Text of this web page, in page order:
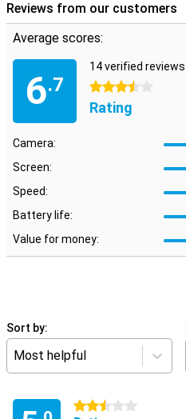
Reviews from our customers
Average scores:
6.7
14 verified reviews
3.5 stars
Rating
Camera:
Screen:
Speed:
Battery life:
Value for money:
Sort by:
Most helpful
2.5 stars